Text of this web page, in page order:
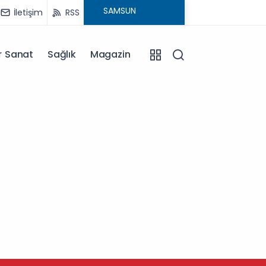
İletişim RSS
Sanat Sağlık Magazin